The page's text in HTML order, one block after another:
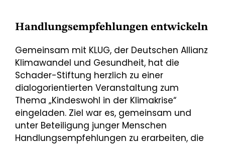
Handlungsempfehlungen entwickeln
Gemeinsam mit KLUG, der Deutschen Allianz
Klimawandel und Gesundheit, hat die
Schader-Stiftung herzlich zu einer
dialogorientierten Veranstaltung zum
Thema „Kindeswohl in der Klimakrise“
eingeladen. Ziel war es, gemeinsam und
unter Beteiligung junger Menschen
Handlungsempfehlungen zu erarbeiten, die